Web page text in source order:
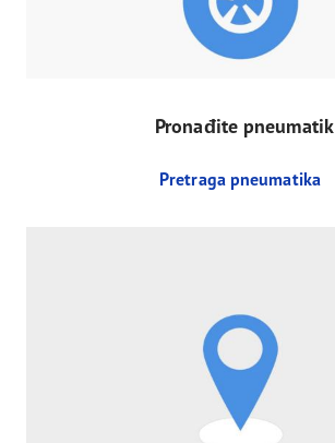
Pronađite pneumatik
Pretraga pneumatika